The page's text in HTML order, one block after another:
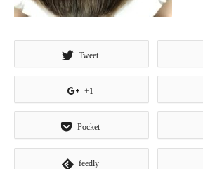
Tweet
+1
Pocket
feedly